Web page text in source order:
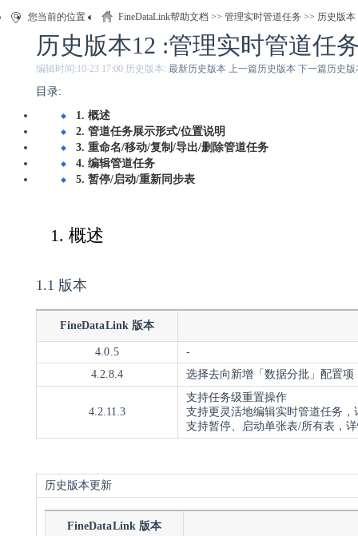
您当前的位置： FineDataLink帮助文档 >> 管理实时管道任务 >> 历史版本
历史版本12 :管理实时管道任
编辑时间:10-23 17:00 历史版本: 最新历史版本 上一篇历史版本 下一篇历史版
目录:
1. 概述
2. 管道任务展示形式/位置说明
3. 重命名/移动/复制/导出/删除管道任务
4. 编辑管道任务
5. 暂停/启动/重新同步表
1. 概述
1.1 版本
FineDataLink 版本
4.0.5
-
4.2.8.4
选择去向新增「数据分批」配置
4.2.11.3
支持任务级重置操作
支持更灵活地编辑实时管道任务
支持暂停、启动单张表/所有表，
历史版本更新
FineDataLink 版本